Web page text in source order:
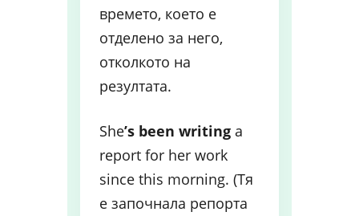
времето, което е
отделено за него,
отколкото на
резултата.
She’s been writing a
report for her work
since this morning. (Тя
е започнала репорта